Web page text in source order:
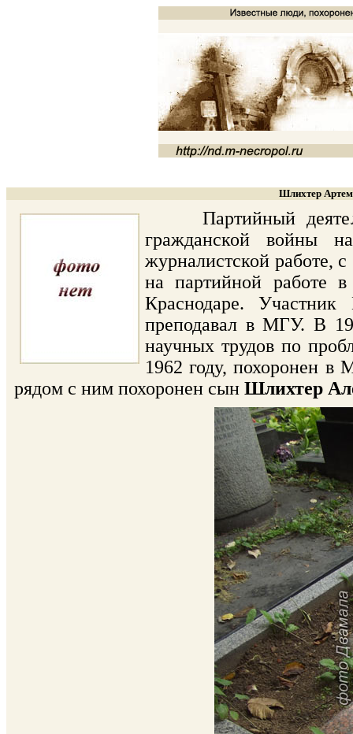
Шлихтер
Партийный
гражданской войны
журналистской работе,
на партийной работе
Краснодаре.
преподавал в МГУ. В
научных трудов по
1962 году, похоронен в
рядом с ним похоронен сын Шлихтер